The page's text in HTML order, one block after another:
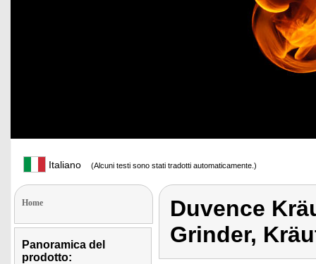
Italiano (Alcuni testi sono stati tradotti automaticamente.)
Home
Panoramica del
prodotto:
Duvence
Grinder,